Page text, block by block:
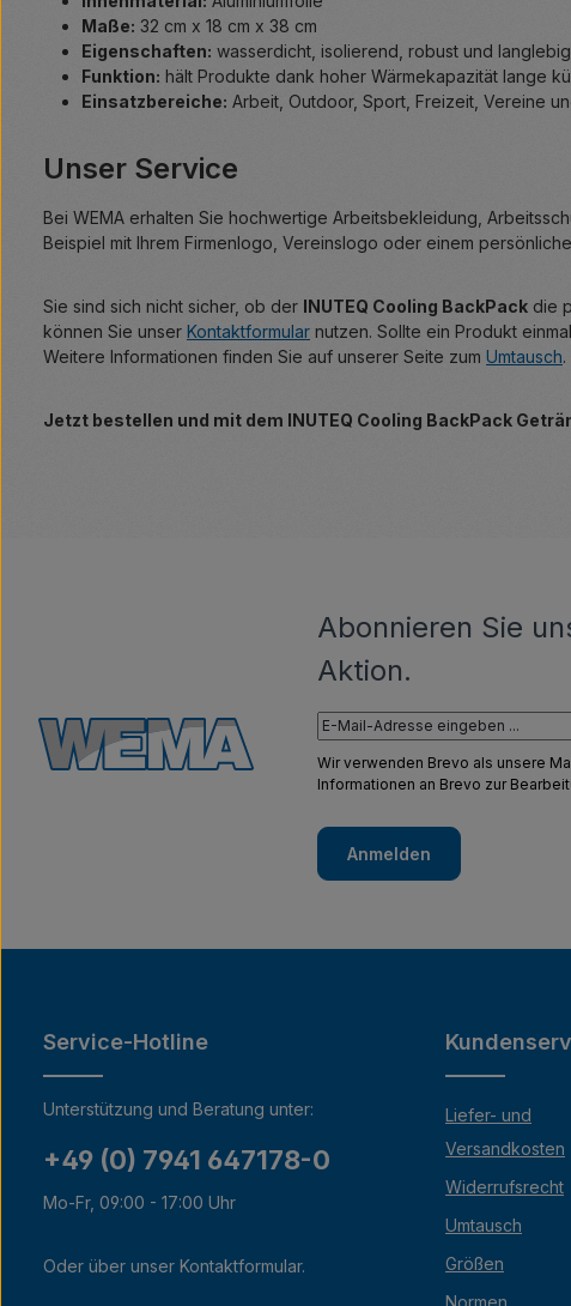
Maße: 32 cm x 18 cm x 38 cm
Eigenschaften: wasserdicht, isolierend, robust und langlebig
Funktion: hält Produkte dank hoher Wärmekapazität lange
Einsatzbereiche: Arbeit, Outdoor, Sport, Freizeit, Vereine
Unser Service
Bei WEMA erhalten Sie hochwertige Arbeitsbekleidung,
Beispiel mit Ihrem Firmenlogo, Vereinslogo oder einem
Sie sind sich nicht sicher, ob der INUTEQ Cooling BackPack die
können Sie unser Kontaktformular nutzen. Sollte ein Produkt
Weitere Informationen finden Sie auf unserer Seite zum Umtausch.
Jetzt bestellen und mit dem INUTEQ Cooling BackPack
Abonnieren Sie
Aktion.
Wir verwenden Brevo als unsere
Informationen an Brevo zur
Anmelden
Service-Hotline
Unterstützung und Beratung unter:
+49 (0) 7941 647178-0
Mo-Fr, 09:00 - 17:00 Uhr
Oder über unser Kontaktformular.
Liefer- und
Versandkosten
Widerrufsrecht
Umtausch
Größen